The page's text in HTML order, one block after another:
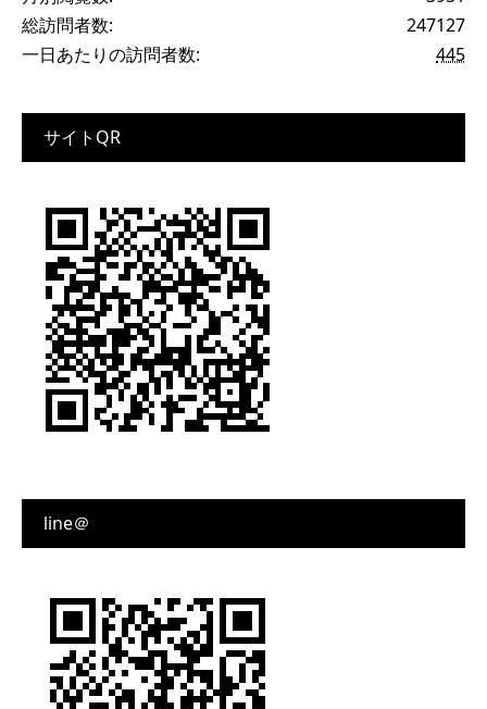
247127
総訪問者数:
445
一日あたりの訪問者数:
サイトQR
line＠